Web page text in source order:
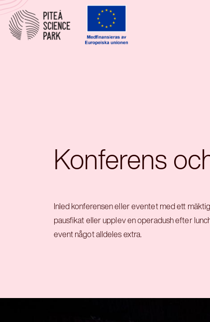
Konferens
Inled konferensen eller eventet med ett
pausfikat eller upplev en operadush efter
event något alldeles extra.